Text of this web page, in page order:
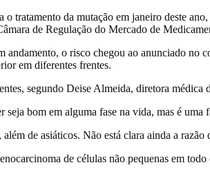
da mutação em janeiro deste
de Regulação do Mercado de
o risco chegou ao anunciado no
em diferentes frentes.
segundo Deise Almeida, diretora
bom em alguma fase na vida, mas é uma
de asiáticos. Não está clara ainda a razão
de células não pequenas em